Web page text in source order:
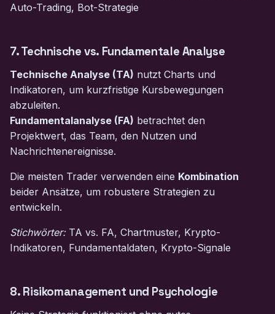
Auto-Trading, Bot-Strategie
7. Technische vs. Fundamentale Analyse
Technische Analyse (TA) nutzt Charts und
Indikatoren, um kurzfristige Kursbewegungen
abzuleiten.
Fundamentalanalyse (FA) betrachtet den
Projektwert, das Team, den Nutzen und
Nachrichtenereignisse.
Die meisten Trader verwenden eine Kombination
beider Ansätze, um robustere Strategien zu
entwickeln.
Stichwörter:TA vs. FA, Chartmuster, Krypto-
Indikatoren, Fundamentaldaten, Krypto-Signale
8. Risikomanagement und Psychologie